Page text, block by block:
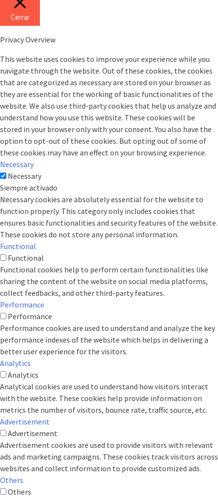
Cerrar
Privacy Overview
This website uses cookies to improve your experience while you
navigate through the website. Out of these cookies, the cookies
that are categorized as necessary are stored on your browser as
they are essential for the working of basic functionalities of the
website. We also use third-party cookies that help us analyze and
understand how you use this website. These cookies will be
stored in your browser only with your consent. You also have the
option to opt-out of these cookies. But opting out of some of
these cookies may have an effect on your browsing experience.
Necessary
Necessary
Siempre activado
Necessary cookies are absolutely essential for the website to
function properly. This category only includes cookies that
ensures basic functionalities and security features of the website.
These cookies do not store any personal information.
Functional
Functional
Functional cookies help to perform certain functionalities like
sharing the content of the website on social media platforms,
collect feedbacks, and other third-party features.
Performance
Performance
Performance cookies are used to understand and analyze the key
performance indexes of the website which helps in delivering a
better user experience for the visitors.
Analytics
Analytics
Analytical cookies are used to understand how visitors interact
with the website. These cookies help provide information on
metrics the number of visitors, bounce rate, traffic source, etc.
Advertisement
Advertisement
Advertisement cookies are used to provide visitors with relevant
ads and marketing campaigns. These cookies track visitors across
websites and collect information to provide customized ads.
Others
Others